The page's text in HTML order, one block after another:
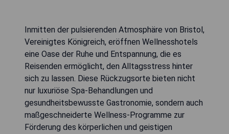
Inmitten der pulsierenden Atmosphäre von Bristol,
Vereinigtes Königreich, eröffnen Wellnesshotels
eine Oase der Ruhe und Entspannung, die es
Reisenden ermöglicht, den Alltagsstress hinter
sich zu lassen. Diese Rückzugsorte bieten nicht
nur luxuriöse Spa-Behandlungen und
gesundheitsbewusste Gastronomie, sondern auch
maßgeschneiderte Wellness-Programme zur
Förderung des körperlichen und geistigen